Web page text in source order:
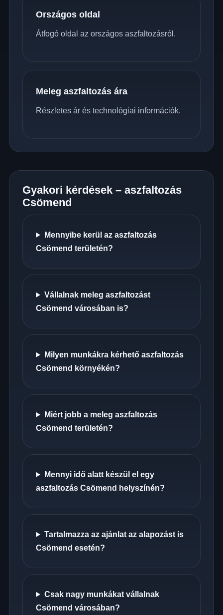
Országos oldal
Átfogó oldal az országos aszfaltozásról.
Meleg aszfaltozás ára
Részletes ár és technológiai információk.
Gyakori kérdések – aszfaltozás
Csömend
Mennyibe kerül az aszfaltozás
Csömend területén?
Vállalnak meleg aszfaltozást
Csömend városában is?
Milyen munkákra kérhető aszfaltozás
Csömend környékén?
Miért jobb a meleg aszfaltozás
Csömend területén?
Mennyi idő alatt készül el egy
aszfaltozás Csömend helyszínén?
Tartalmazza az ajánlat az alapozást is
Csömend esetén?
Csak nagy munkákat vállalnak
Csömend városában?